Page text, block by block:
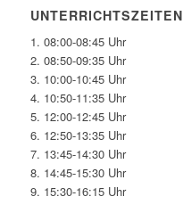
UNTERRICHTSZEITEN
1. 08:00-08:45 Uhr
2. 08:50-09:35 Uhr
3. 10:00-10:45 Uhr
4. 10:50-11:35 Uhr
5. 12:00-12:45 Uhr
6. 12:50-13:35 Uhr
7. 13:45-14:30 Uhr
8. 14:45-15:30 Uhr
9. 15:30-16:15 Uhr